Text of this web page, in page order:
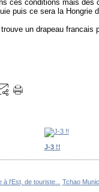
ces conditions mais
puis ce sera la
un drapeau francais
J-3 !!
à l'Est, de touriste... Tchao